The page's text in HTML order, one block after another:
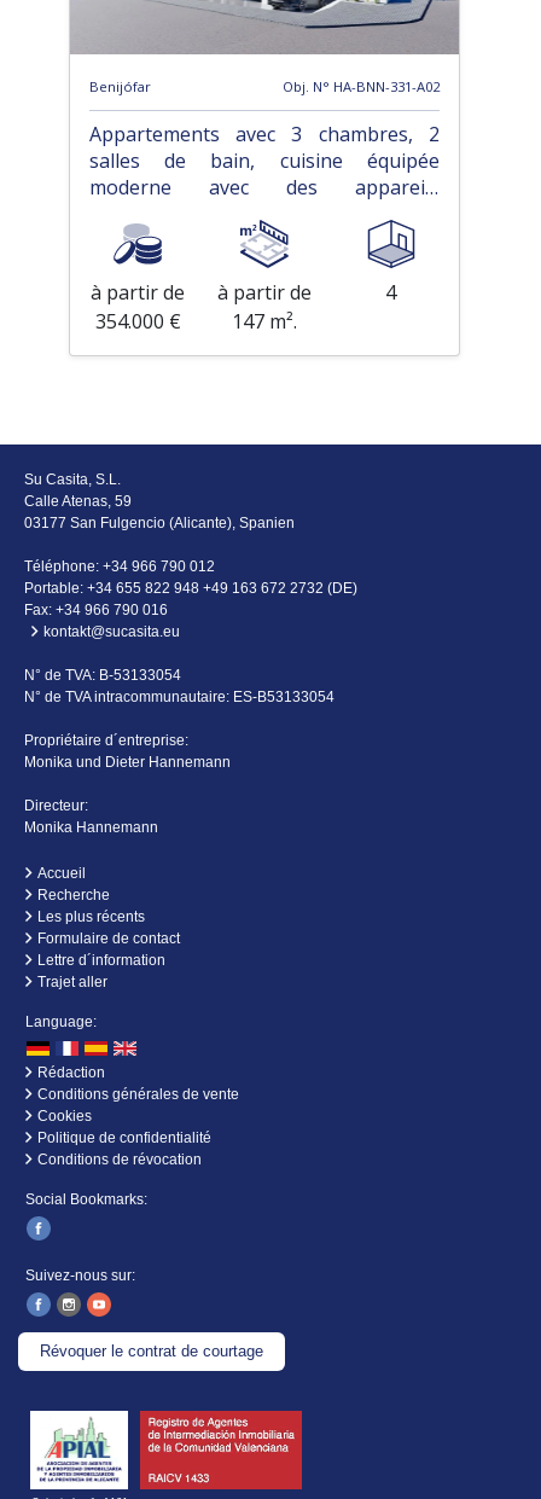
Benijófar Obj. N° HA-BNN-331-A02
Appartements avec 3 chambres, 2
salles de bain, cuisine équipée
moderne avec des appareils
électriques et piscine communautaire
à partir de
354.000 €
à partir de
147 m².
4
Su Casita, S.L.
Calle Atenas, 59
03177 San Fulgencio (Alicante), Spanien
Téléphone: +34 966 790 012
Portable: +34 655 822 948 +49 163 672 2732 (DE)
Fax: +34 966 790 016
kontakt@sucasita.eu
N° de TVA: B-53133054
N° de TVA intracommunautaire: ES-B53133054
Propriétaire d´entreprise:
Monika und Dieter Hannemann
Directeur:
Monika Hannemann
Accueil
Recherche
Les plus récents
Formulaire de contact
Lettre d´information
Trajet aller
Language:
Rédaction
Conditions générales de vente
Cookies
Politique de confidentialité
Conditions de révocation
Social Bookmarks:
Suivez-nous sur:
Révoquer le contrat de courtage